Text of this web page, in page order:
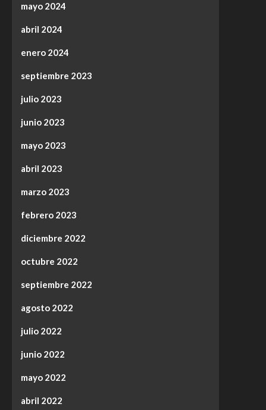
mayo 2024
abril 2024
enero 2024
septiembre 2023
julio 2023
junio 2023
mayo 2023
abril 2023
marzo 2023
febrero 2023
diciembre 2022
octubre 2022
septiembre 2022
agosto 2022
julio 2022
junio 2022
mayo 2022
abril 2022